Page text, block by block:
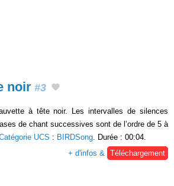
noir #3
à tête noir. Les intervalles de silences
de chant successives sont de l’ordre de 5 à
UCS : BIRDSong . Durée : 00:04.
+ d'infos &
Téléchargement